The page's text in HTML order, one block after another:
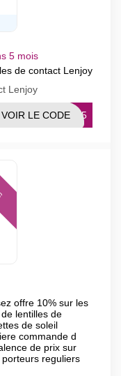
5 mois
de contact Lenjoy
Lenjoy
OY15
VOIR LE CODE
offre 10% sur les
lentilles de
de soleil
commande d
de prix sur
reguliers